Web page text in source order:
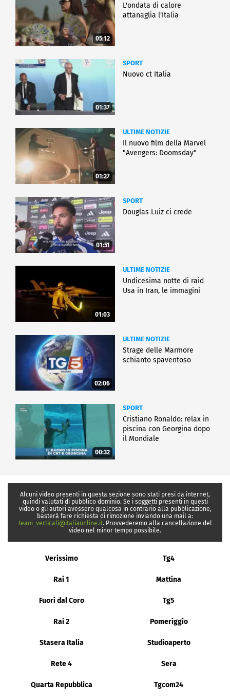
05:12
L'ondata di calore
attanaglia l'Italia
01:37
SPORT
Nuovo ct Italia
01:27
ULTIME NOTIZIE
Il nuovo film della Marvel
"Avengers: Doomsday"
01:51
SPORT
Douglas Luiz ci crede
01:03
ULTIME NOTIZIE
Undicesima notte di raid
Usa in Iran, le immagini
02:06
ULTIME NOTIZIE
Strage delle Marmore
schianto spaventoso
00:32
SPORT
Cristiano Ronaldo: relax in
piscina con Georgina dopo
il Mondiale
Alcuni video presenti in questa sezione sono stati presi da internet,
quindi valutati di pubblico dominio. Se i soggetti presenti in questi
video o gli autori avessero qualcosa in contrario alla pubblicazione,
basterà fare richiesta di rimozione inviando una mail a:
team_verticali@italiaonline.it. Provvederemo alla cancellazione del
video nel minor tempo possibile.
Verissimo Tg4
Rai 1 Mattina
Fuori dal Coro Tg5
Rai 2 Pomeriggio
Stasera Italia Studioaperto
Rete 4 Sera
Quarta Repubblica Tgcom24